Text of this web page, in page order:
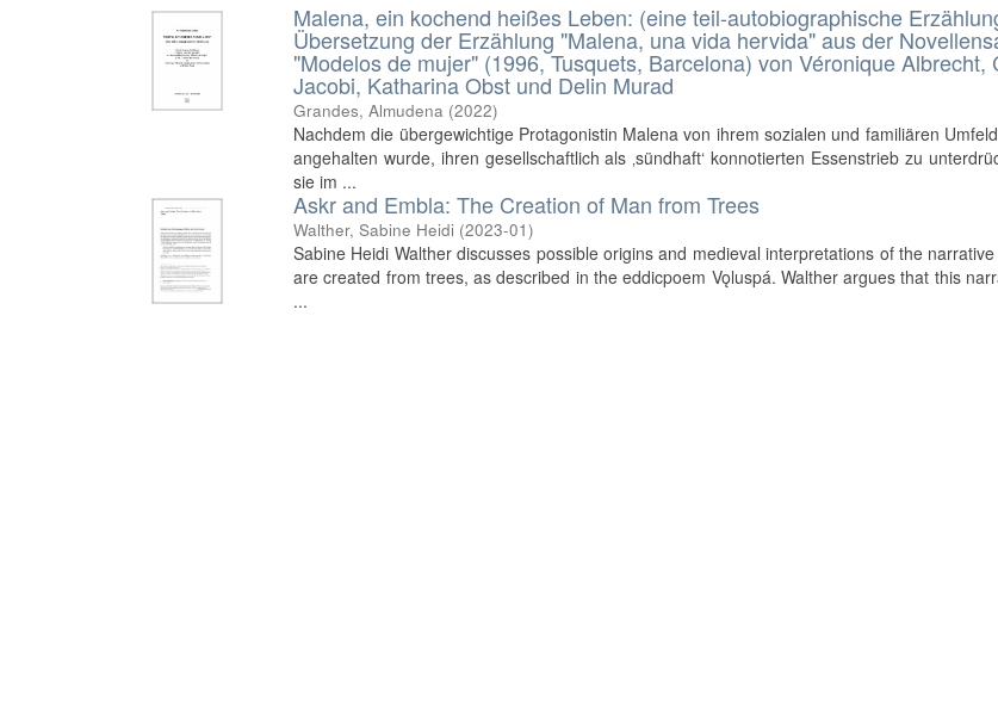
Malena, ein kochend heißes Leben: (eine teil-autobiographische
Übersetzung der Erzählung "Malena, una vida hervida" aus der
"Modelos de mujer" (1996, Tusquets, Barcelona) von Véronique Albrecht,
Jacobi, Katharina Obst und Delin Murad
Grandes, Almudena (2022)
Nachdem die übergewichtige Protagonistin Malena von ihrem sozialen und familiären
angehalten wurde, ihren gesellschaftlich als ‚sündhaft‘ konnotierten Essenstrieb zu
sie im ...
Askr and Embla: The Creation of Man from Trees
Walther, Sabine Heidi (2023-01)
Sabine Heidi Walther discusses possible origins and medieval interpretations of the
are created from trees, as described in the eddicpoem Vǫluspá. Walther argues that this
...